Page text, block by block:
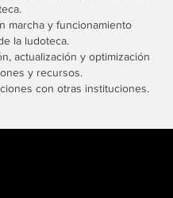
marcha y funcionamiento
la ludoteca.
actualización y optimización
y recursos.
con otras instituciones.